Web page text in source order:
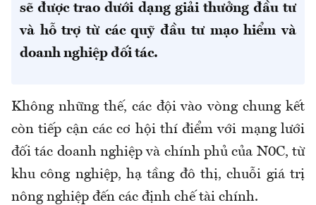
sẽ được trao dưới dạng giải thưởng đầu tư
và hỗ trợ từ các quỹ đầu tư mạo hiểm và
doanh nghiệp đối tác.
Không những thế, các đội vào vòng chung kết
còn tiếp cận các cơ hội thí điểm với mạng lưới
đối tác doanh nghiệp và chính phủ của N0C, từ
khu công nghiệp, hạ tầng đô thị, chuỗi giá trị
nông nghiệp đến các định chế tài chính.